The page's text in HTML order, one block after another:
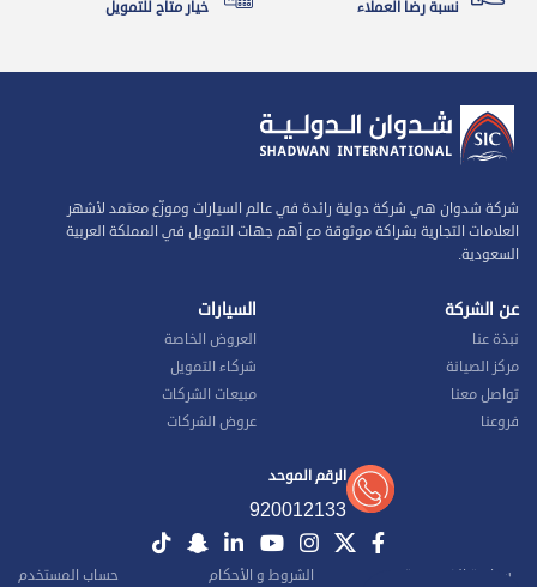
نسبة رضا العملاء خيار متاح للتمويل
شركة شدوان هي شركة دولية رائدة في عالم السيارات وموزّع معتمد لأشهر
العلامات التجارية بشراكة موثوقة مع أهم جهات التمويل في المملكة العربية
السعودية.
عن الشركة
نبذة عنا
مركز الصيانة
تواصل معنا
فروعنا
السيارات
العروض الخاصة
شركاء التمويل
مبيعات الشركات
عروض الشركات
الرقم الموحد
920012133
سياسة الخصوصية الشروط و الأحكام حساب المستخدم